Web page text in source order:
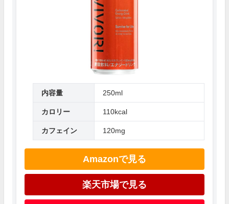
内容量 250ml
カロリー 110kcal
カフェイン 120mg
Amazonで見る
楽天市場で見る